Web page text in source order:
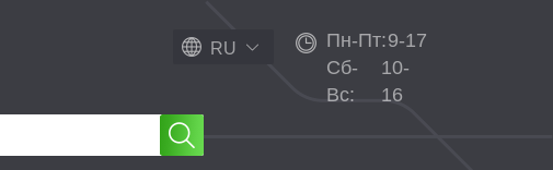
RU Пн-Пт:9-17
Сб-
Вс:
10-
16